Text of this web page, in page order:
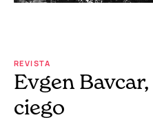
REVISTA
Evgen
ciego